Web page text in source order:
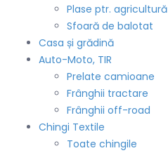
Plase ptr. agricultură
Sfoară de balotat
Casa și grădină
Auto-Moto, TIR
Prelate camioane
Frânghii tractare
Frânghii off-road
Chingi Textile
Toate chingile